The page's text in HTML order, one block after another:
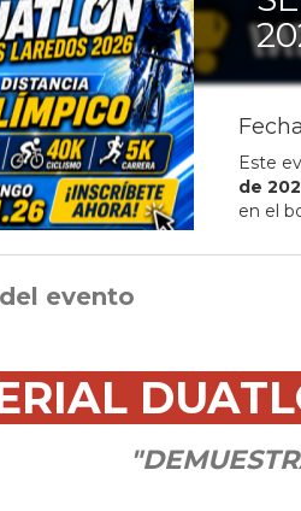
Este
de
en el
evento